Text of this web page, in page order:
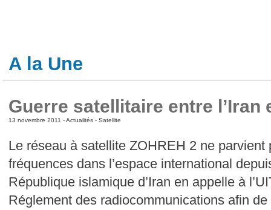
A la Une
Guerre satellitaire entre l’Iran
13 novembre 2011 -Actualités- Satellite
Le réseau à satellite ZOHREH 2 ne
fréquences dans l’espace international
République islamique d’Iran en appelle à
Réglement des radiocommunications afin